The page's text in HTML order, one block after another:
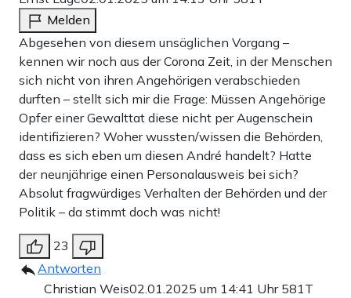
Melden
Abgesehen von diesem unsäglichen Vorgang –
kennen wir noch aus der Corona Zeit, in der Menschen
sich nicht von ihren Angehörigen verabschieden
durften – stellt sich mir die Frage: Müssen Angehörige
Opfer einer Gewalttat diese nicht per Augenschein
identifizieren? Woher wussten/wissen die Behörden,
dass es sich eben um diesen André handelt? Hatte
der neunjährige einen Personalausweis bei sich?
Absolut fragwürdiges Verhalten der Behörden und der
Politik – da stimmt doch was nicht!
23
Antworten
Christian Weis02.01.2025 um 14:41 Uhr 581T